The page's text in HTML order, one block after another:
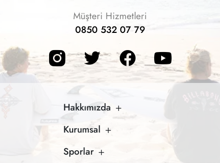
Müşteri Hizmetleri
0850 532 07 79
Hakkımızda
Kurumsal
Sporlar